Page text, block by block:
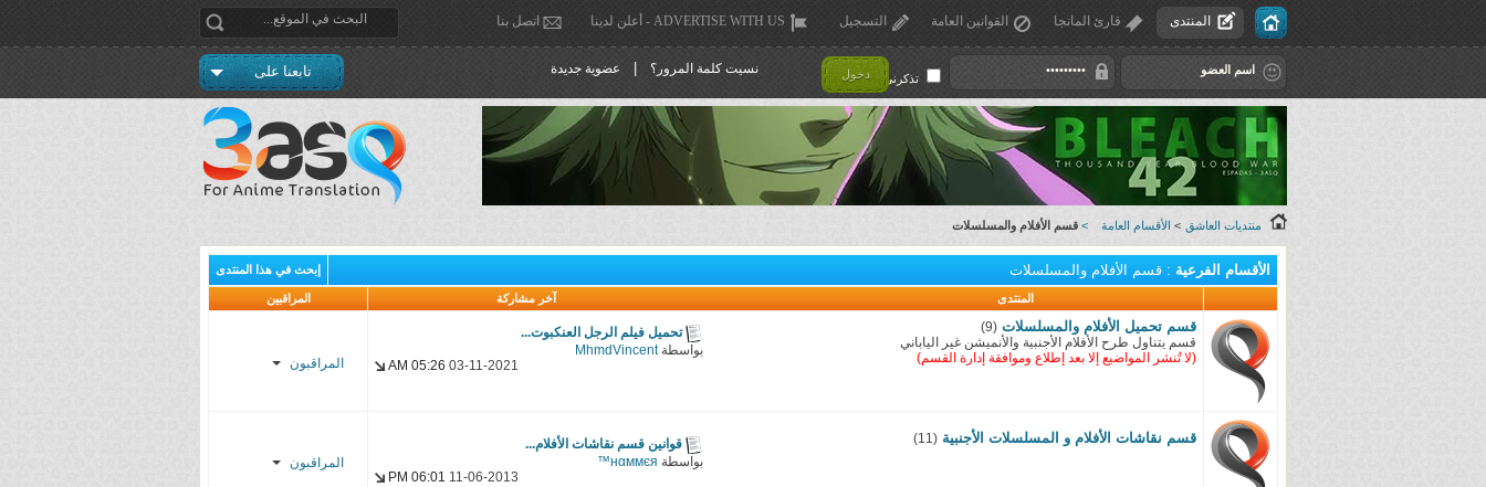
المنتدى قارئ المانجا القوانين العامة التسجيل ADVERTISE WITH US - أعلن لدينا اتصل بنا
تذكرني ! دخول نسيت كلمة المرور؟ عضوية جديدة تابعنا على
منتديات العاشق > الأقسام العامة > قسم الأفلام والمسلسلات
الأقسام الفرعية : قسم الأفلام والمسلسلات إبحث في هذا المنتدى
المنتدى آخر مشاركة المراقبين
قسم تحميل الأفلام والمسلسلات (9)
قسم يتناول طرح الأفلام الأجنبية والأنميشن غير الياباني
(لا تُنشر المواضيع إلا بعد إطلاع وموافقة إدارة القسم)
تحميل فيلم الرجل العنكبوت...
بواسطةMhmdVincent
03-11-2021
05:26 AM المراقبون
قسم نقاشات الأفلام و المسلسلات الأجنبية (11)
قوانين قسم نقاشات الأفلام...
بواسطة нαммєя™
11-06-2013
06:01 PM
المراقبون